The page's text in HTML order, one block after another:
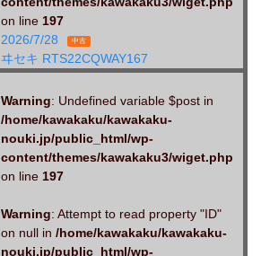
on line 197
2026/7/28
中古
ヰセキ RTS22CQWAY167
Warning: Undefined variable $post in
/home/kawakaku/kawakaku-
nouki.jp/public_html/wp-
content/themes/kawakaku3/wiget.php
on line 197
Warning: Attempt to read property "ID"
on null in /home/kawakaku/kawakaku-
nouki.jp/public_html/wp-